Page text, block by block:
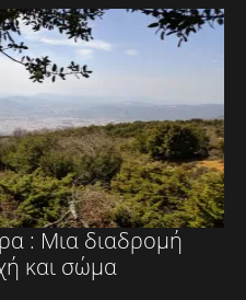
: Μια διαδρομή
και σώμα